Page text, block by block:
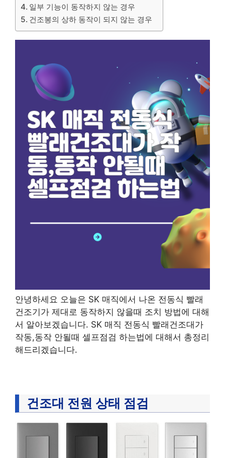
일부 기능이 동작하지 않는 경우
건조봉의 상하 동작이 되지 않는 경우
안녕하세요 오늘은 SK 매직에서 나온 전동식 빨래
건조기가 제대로 동작하지 않을때 조치 방법에 대해
서 알아보겠습니다. SK 매직 전동식 빨래건조대가
작동,동작 안될때 셀프점검 하는법에 대해서 총정리
해드리겠습니다.
건조대 전원 상태 점검